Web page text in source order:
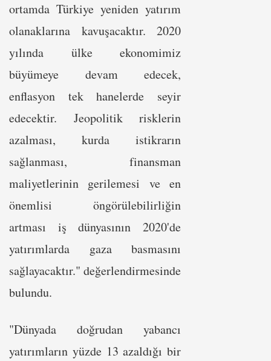
ortamda Türkiye yeniden yatırım
olanaklarına kavuşacaktır. 2020
yılında ülke ekonomimiz
büyümeye devam edecek,
enflasyon tek hanelerde seyir
edecektir. Jeopolitik risklerin
azalması, kurda istikrarın
sağlanması, finansman
maliyetlerinin gerilemesi ve en
önemlisi öngörülebilirliğin
artması iş dünyasının 2020'de
yatırımlarda gaza basmasını
sağlayacaktır." değerlendirmesinde
bulundu.
"Dünyada doğrudan yabancı
yatırımların yüzde 13 azaldığı bir